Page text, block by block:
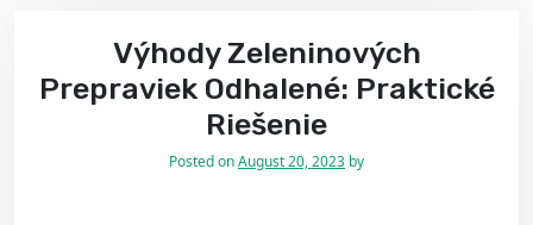
Výhody Zeleninových
Prepraviek Odhalené: Praktické
Riešenie
Posted onAugust 20, 2023 by